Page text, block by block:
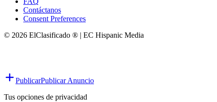
Contáctanos
Consent Preferences
© 2026 ElClasificado ® | EC Hispanic Media
PublicarPublicar Anuncio
Tus opciones de privacidad